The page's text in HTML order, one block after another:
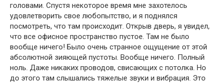
головами. Спустя некоторое время мне захотелось
удовлетворить свое любопытство, и я поднялся
посмотреть, что там происходит. Открыв дверь, я увидел,
что все офисное пространство пустое. Там не было
вообще ничего! Было очень странное ощущение от этой
абсолютной зияющей пустоты. Вообще ничего. Полный
ноль. Даже никаких проводов, свисающих с потолка. Но
до этого там слышались тяжелые звуки и вибрация. Это